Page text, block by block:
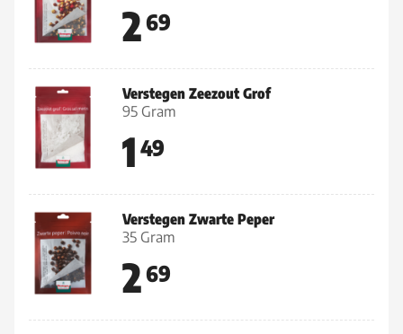
269
Verstegen Zeezout Grof
95 Gram
1 49
Verstegen Zwarte Peper
35 Gram
269